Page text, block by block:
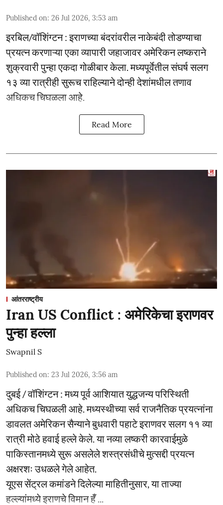
Published on: 26 Jul 2026, 3:53 am
इरबिल/वॉशिंग्टन : इराणच्या बंदरांवरील नाकेबंदी तोडण्याचा
प्रयत्न करणाऱ्या एका व्यापारी जहाजावर अमेरिकन लष्कराने
शुक्रवारी पुन्हा एकदा गोळीबार केला. मध्यपूर्वेतील संघर्ष सलग
१३ व्या रात्रीही सुरूच राहिल्याने दोन्ही देशांमधील तणाव
अधिकच चिघळला आहे.
Read More
आंतरराष्ट्रीय
Iran US Conflict : अमेरिकेचा इराणवर
पुन्हा हल्ला
Swapnil S
Published on: 23 Jul 2026, 3:56 am
दुबई / वॉशिंग्टन : मध्य पूर्व आशियात युद्धजन्य परिस्थिती
अधिकच चिघळली आहे. मध्यस्थीच्या सर्व राजनैतिक प्रयत्नांना
डावलत अमेरिकन सैन्याने बुधवारी पहाटे इराणवर सलग ११ व्या
रात्री मोठे हवाई हल्ले केले. या नव्या लष्करी कारवाईमुळे
पाकिस्तानमध्ये सुरू असलेले शस्त्रसंधीचे मुत्सद्दी प्रयत्न
अक्षरशः उधळले गेले आहेत.
यूएस सेंट्रल कमांडने दिलेल्या माहितीनुसार, या ताज्या
हल्ल्यांमध्ये इराणचे विमान हँ ...